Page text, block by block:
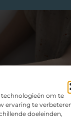
technologieën om te
ervaring te
doeleinden,